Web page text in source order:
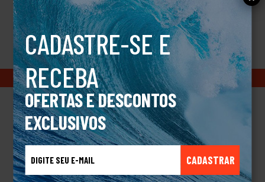
CADASTRE-SE E
RECEBA
OFERTAS E DESCONTOS
EXCLUSIVOS
CADASTRAR
Copyright © 2018 www.wavesshop.com.br - Todos os direitos reservados